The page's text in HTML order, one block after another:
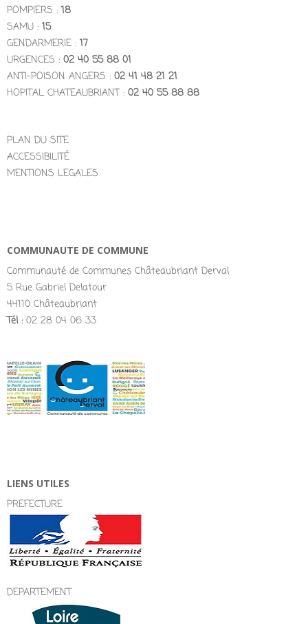
POMPIERS : 18
SAMU : 15
GENDARMERIE : 17
URGENCES : 02 40 55 88 01
ANTI-POISON ANGERS : 02 41 48 21 21
HOPITAL CHATEAUBRIANT : 02 40 55 88 88
PLAN DU SITE
ACCESSIBILITÉ
MENTIONS LEGALES
COMMUNAUTE DE COMMUNE
Communauté de Communes Châteaubriant Derval
5 Rue Gabriel Delatour
44110 Châteaubriant
Tél :02 28 04 06 33
LIENS UTILES
PREFECTURE
DEPARTEMENT